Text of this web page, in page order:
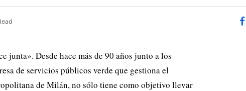
junta». Desde hace más de 90 años junto a los
de servicios públicos verde que gestiona el
de Milán, no sólo tiene como objetivo llevar